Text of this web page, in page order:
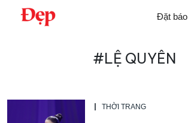
Chuyển
Đặt báo
#LỆ QUYÊN
THỜI TRANG